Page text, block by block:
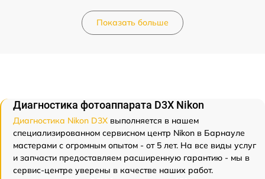
Показать больше
Диагностика фотоаппарата D3X Nikon
Диагностика Nikon D3X выполняется в нашем
специализированном сервисном центр Nikon в Барнауле
мастерами с огромным опытом - от 5 лет. На все виды услуг
и запчасти предоставляем расширенную гарантию - мы в
сервис-центре уверены в качестве наших работ.